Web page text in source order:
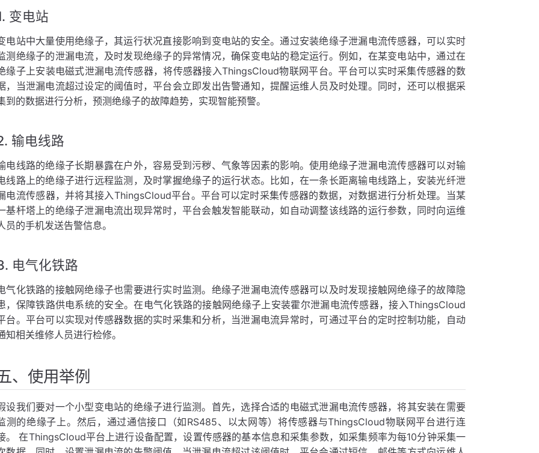
变电站
电站中大量使用绝缘子，其运行状况直接影响到变电站的安全。通过安装绝缘子泄漏电流传感器，可以实时
测绝缘子的泄漏电流，及时发现绝缘子的异常情况，确保变电站的稳定运行。例如，在某变电站中，通过在
缘子上安装电磁式泄漏电流传感器，将传感器接入ThingsCloud物联网平台。平台可以实时采集传感器的数
，当泄漏电流超过设定的阈值时，平台会立即发出告警通知，提醒运维人员及时处理。同时，还可以根据采
到的数据进行分析，预测绝缘子的故障趋势，实现智能预警。
输电线路
电线路的绝缘子长期暴露在户外，容易受到污秽、气象等因素的影响。使用绝缘子泄漏电流传感器可以对输
线路上的绝缘子进行远程监测，及时掌握绝缘子的运行状态。比如，在一条长距离输电线路上，安装光纤泄
电流传感器，并将其接入ThingsCloud平台。平台可以定时采集传感器的数据，对数据进行分析处理。当某
基杆塔上的绝缘子泄漏电流出现异常时，平台会触发智能联动，如自动调整该线路的运行参数，同时向运维
员的手机发送告警信息。
电气化铁路
气化铁路的接触网绝缘子也需要进行实时监测。绝缘子泄漏电流传感器可以及时发现接触网绝缘子的故障隐
，保障铁路供电系统的安全。在电气化铁路的接触网绝缘子上安装霍尔泄漏电流传感器，接入ThingsCloud
台。平台可以实现对传感器数据的实时采集和分析，当泄漏电流异常时，可通过平台的定时控制功能，自动
知相关维修人员进行检修。
、使用举例
设我们要对一个小型变电站的绝缘子进行监测。首先，选择合适的电磁式泄漏电流传感器，将其安装在需要
测的绝缘子上。然后，通过通信接口（如RS485、以太网等）将传感器与ThingsCloud物联网平台进行连
。 在ThingsCloud平台上进行设备配置，设置传感器的基本信息和采集参数，如采集频率为每10分钟采集一